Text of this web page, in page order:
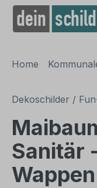
Zur
Home
Dekoschilder /
Sanitär